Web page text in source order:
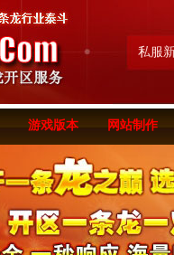
私服
游戏版本 网站制作